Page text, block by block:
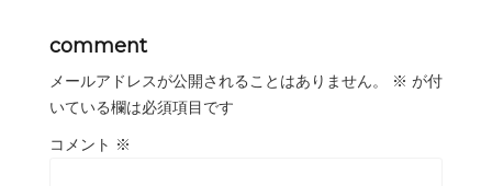
comment
メールアドレスが公開されることはありません。 ※ が付
いている欄は必須項目です
コメント ※